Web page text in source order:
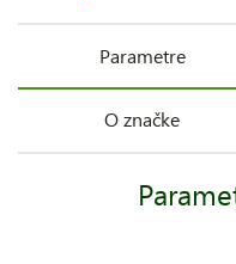
Parametre
O značke